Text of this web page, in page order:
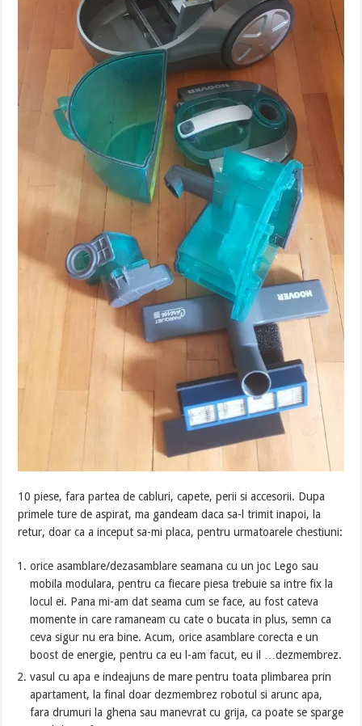
10 piese, fara partea de cabluri, capete, perii si accesorii. Dupa
primele ture de aspirat, ma gandeam daca sa-l trimit inapoi, la
retur, doar ca a inceput sa-mi placa, pentru urmatoarele chestiuni:
orice asamblare/dezasamblare seamana cu un joc Lego sau
mobila modulara, pentru ca fiecare piesa trebuie sa intre fix la
locul ei. Pana mi-am dat seama cum se face, au fost cateva
momente in care ramaneam cu cate o bucata in plus, semn ca
ceva sigur nu era bine. Acum, orice asamblare corecta e un
boost de energie, pentru ca eu l-am facut, eu il …dezmembrez.
vasul cu apa e indeajuns de mare pentru toata plimbarea prin
apartament, la final doar dezmembrez robotul si arunc apa,
fara drumuri la ghena sau manevrat cu grija, ca poate se sparge